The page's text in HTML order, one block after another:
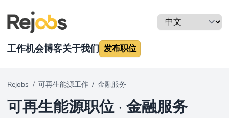
工作机会博客关于我们 发布职位
Rejobs / 可再生能源工作 / 金融服务
可再生能源职位·金融服务